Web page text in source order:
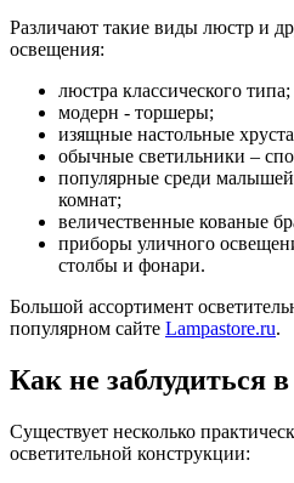
Различают такие виды люстр и
освещения:
люстра классического типа;
модерн - торшеры;
изящные настольные
обычные светильники –
популярные среди
комнат;
величественные кованые
приборы уличного
столбы и фонари.
Большой ассортимент
популярном сайте Lampastore.ru.
Как не заблудиться
Существует несколько
осветительной конструкции: